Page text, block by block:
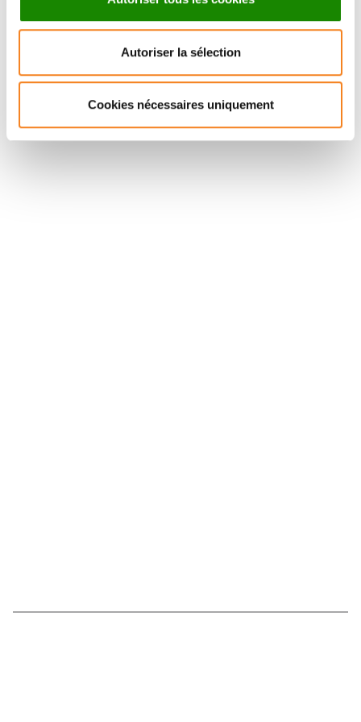
Autoriser la sélection
Cookies nécessaires uniquement
AURORE VAN
CNRS
CLAIRE
WILHELM
CNRS